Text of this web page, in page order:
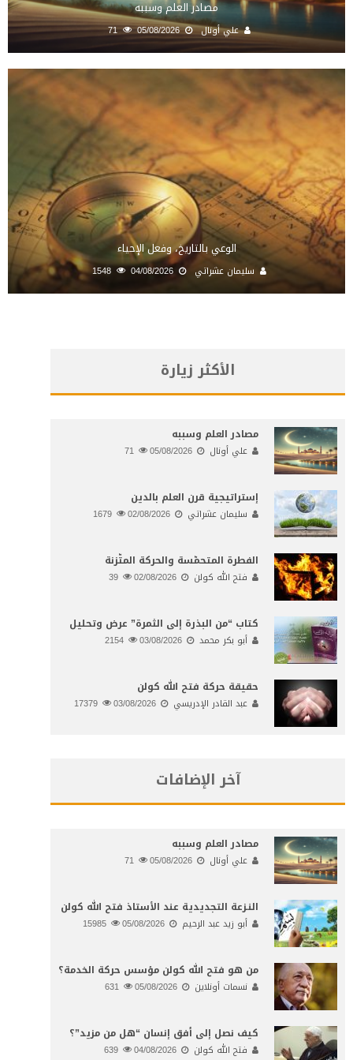
مصادر العلم وسببه
علي أونال 05/08/2026
71
الوعي بالتاريخ، وفعل الإحياء
سليمان عشراتي 04/08/2026
الأكثر زيارة
مصادر العلم وسببه
علي أونال 05/08/2026
إستراتيجية قرن العلم بالدين
سليمان عشراتي 02/08/2026
الفطرة المتحمّسة والحركة المتّزنة
فتح الله كولن 02/08/2026
كتاب “من البذرة إلى الثمرة” عرض وتحليل
أبو بكر محمد 03/08/2026
حقيقة حركة فتح الله كولن
عبد القادر الإدريسي 03/08/2026
آخر الإضافات
مصادر العلم وسببه
علي أونال 05/08/2026
النـزعة التجديدية عند الأستاذ فتح الله كولن
أبو زيد عبد الرحيم 05/08/2026
من هو فتح الله كولن مؤسس حركة الخدمة؟
نسمات أونلاين 05/08/2026
كيف نصل إلى أفق إنسان “هل من مزيد”؟
فتح الله كولن 04/08/2026